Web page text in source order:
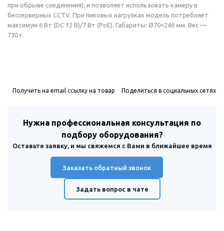
при обрыве соединения), и позволяет использовать камеру в
бессерверных CCTV. При пиковых нагрузках модель потребляет
максимум 6 Вт (DC 12 В)/7 Вт (PoE). Габариты: Ø70×246 мм. Вес —
730 г.
Получить на email ссылку на товар Поделиться в социальных сетях
Нужна профессиональная консультация по
подбору оборудования?
Оставьте заявку, и мы свяжемся с Вами в ближайшее время
Заказать обратный звонок
Задать вопрос в чате